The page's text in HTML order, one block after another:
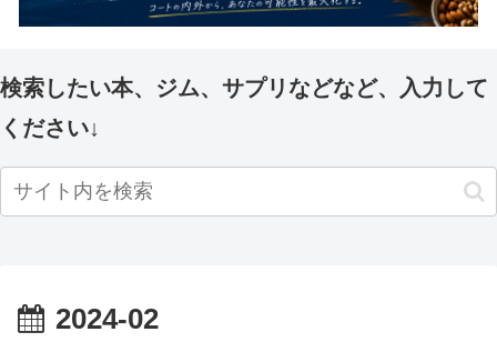
検索したい本、ジム、サプリなどなど、入力して
ください↓
2024-02